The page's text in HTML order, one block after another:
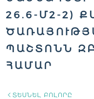
26.6-Մ2-2)
ՊԱՇՏՈՆՆ
ՀԱՄԱՐ
ՏԵՍՆԵԼ ԲՈԼՈՐԸ